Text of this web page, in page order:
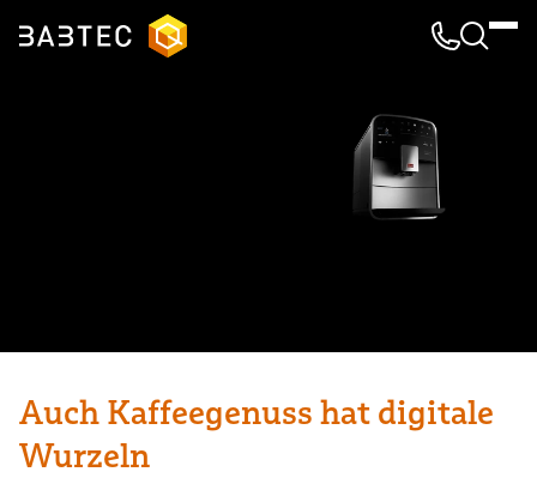
Suche
Kontakt &
Auch Kaffeegenuss hat digitale
Wurzeln